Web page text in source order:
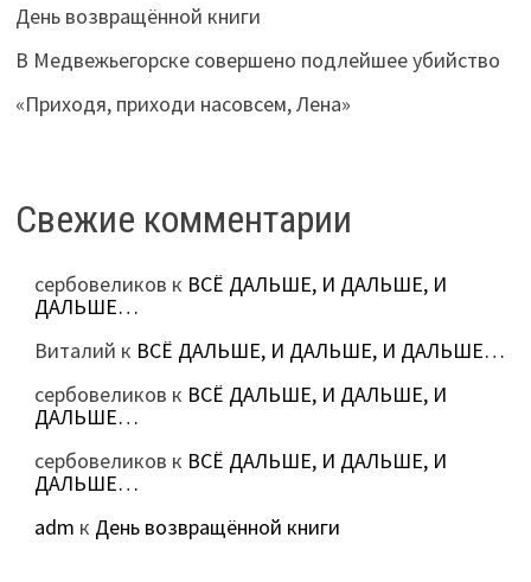
День возвращённой книги
В Медвежьегорске совершено подлейшее убийство
«Приходя, приходи насовсем, Лена»
Свежие комментарии
сербовеликов к ВСЁ ДАЛЬШЕ, И ДАЛЬШЕ, И
ДАЛЬШЕ…
Виталий к ВСЁ ДАЛЬШЕ, И ДАЛЬШЕ, И ДАЛЬШЕ…
сербовеликов к ВСЁ ДАЛЬШЕ, И ДАЛЬШЕ, И
ДАЛЬШЕ…
сербовеликов к ВСЁ ДАЛЬШЕ, И ДАЛЬШЕ, И
ДАЛЬШЕ…
adm к День возвращённой книги